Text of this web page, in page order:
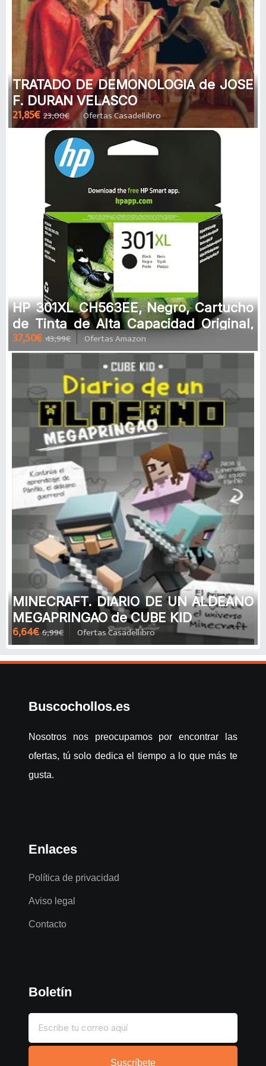
TRATADO DE DEMONOLOGIA de JOSE
F. DURAN VELASCO
21,85€ 23,00€ Ofertas Casadellibro
HP 301XL CH563EE, Negro, Cartucho
de Tinta de Alta Capacidad Original,
Compatible con impresoras de
37,50€ 43,99€ Ofertas Amazon
MINECRAFT. DIARIO DE UN ALDEANO
MEGAPRINGAO de CUBE KID
6,64€ 6,99€ Ofertas Casadellibro
Buscochollos.es
Nosotros nos preocupamos por encontrar las
ofertas, tú solo dedica el tiempo a lo que más te
gusta.
Enlaces
Política de privacidad
Aviso legal
Contacto
Boletín
Suscríbete